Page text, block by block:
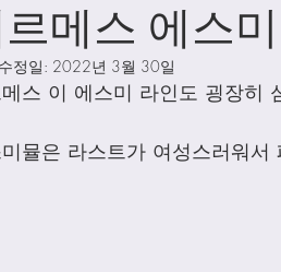
LV Loro Piana
Clothing Watch
메스 에스
정일: 2022년 3월 30일
스 이 에스미 라인도 굉장히
뮬은 라스트가 여성스러워